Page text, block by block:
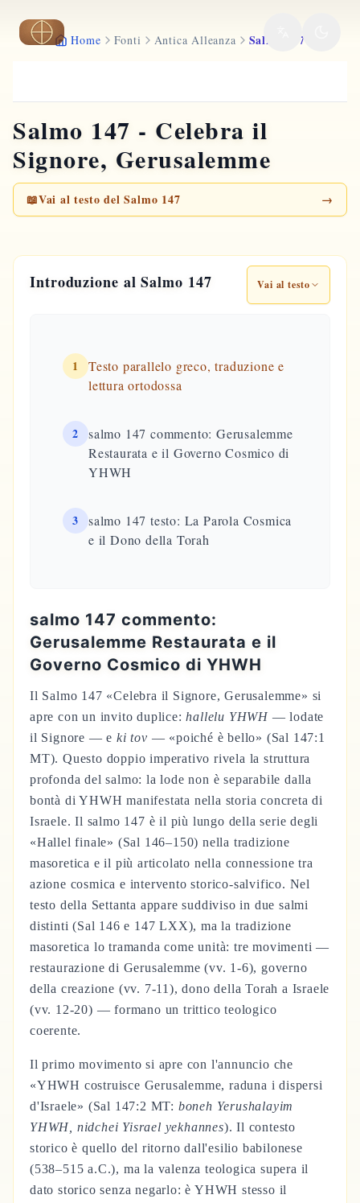
Vai al contenuto principale
Home Fonti Antica Alleanza Salmo 147
Salmo 147 - Celebra il
Signore, Gerusalemme
📖Vai al testo del Salmo 147 →
Introduzione al Salmo 147 Vai al testo
1
Testo parallelo greco, traduzione e
lettura ortodossa
2
salmo 147 commento: Gerusalemme
Restaurata e il Governo Cosmico di
YHWH
3
salmo 147 testo: La Parola Cosmica
e il Dono della Torah
salmo 147 commento:
Gerusalemme Restaurata e il
Governo Cosmico di YHWH
Il Salmo 147 «Celebra il Signore, Gerusalemme» si
apre con un invito duplice:hallelu YHWH — lodate
il Signore — eki tov — «poiché è bello» (Sal 147:1
MT). Questo doppio imperativo rivela la struttura
profonda del salmo: la lode non è separabile dalla
bontà di YHWH manifestata nella storia concreta di
Israele. Il salmo 147 è il più lungo della serie degli
«Hallel finale» (Sal 146–150) nella tradizione
masoretica e il più articolato nella connessione tra
azione cosmica e intervento storico-salvifico. Nel
testo della Settanta appare suddiviso in due salmi
distinti (Sal 146 e 147 LXX), ma la tradizione
masoretica lo tramanda come unità: tre movimenti —
restaurazione di Gerusalemme (vv. 1-6), governo
della creazione (vv. 7-11), dono della Torah a Israele
(vv. 12-20) — formano un trittico teologico
coerente.
Il primo movimento si apre con l'annuncio che
«YHWH costruisce Gerusalemme, raduna i dispersi
d'Israele» (Sal 147:2 MT: boneh Yerushalayim
YHWH, nidchei Yisrael yekhannes). Il contesto
storico è quello del ritorno dall'esilio babilonese
(538–515 a.C.), ma la valenza teologica supera il
dato storico senza negarlo: è YHWH stesso il